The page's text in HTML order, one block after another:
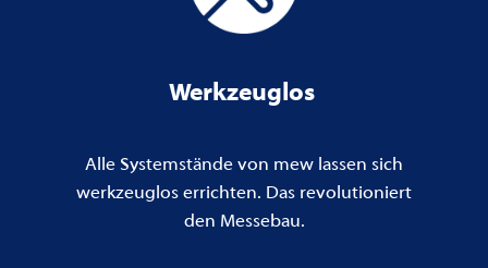
Werkzeuglos
Alle Systemstände von mew lassen sich
werkzeuglos errichten. Das revolutioniert
den Messebau.